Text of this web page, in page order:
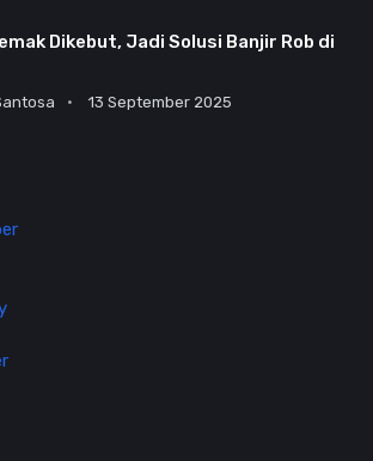
Dikebut, Jadi Solusi Banjir Rob di
13 September 2025